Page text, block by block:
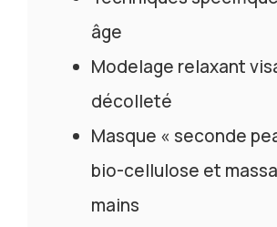
âge
Modelage relaxant
décolleté
Masque « seconde
bio-cellulose et
mains